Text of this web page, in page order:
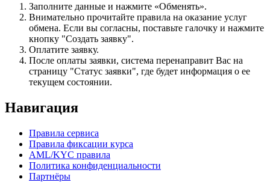
Заполните данные и нажмите «Обменять».
Внимательно прочитайте правила на оказание услуг
обмена. Если вы согласны, поставьте галочку и нажмите
кнопку "Создать заявку".
Оплатите заявку.
После оплаты заявки, система перенаправит Вас на
страницу "Статус заявки", где будет информация о ее
текущем состоянии.
Навигация
Правила сервиса
Правила фиксации курса
AML/KYC правила
Политика конфиденциальности
Партнёры